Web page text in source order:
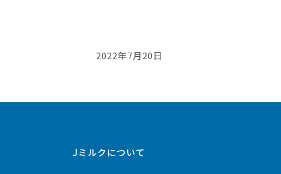
2022年7月20日
Jミルクについて